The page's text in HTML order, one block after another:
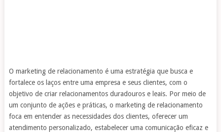
O marketing de relacionamento é uma estratégia que busca e
fortalece os laços entre uma empresa e seus clientes, com o
objetivo de criar relacionamentos duradouros e leais. Por meio de
um conjunto de ações e práticas, o marketing de relacionamento
foca em entender as necessidades dos clientes, oferecer um
atendimento personalizado, estabelecer uma comunicação eficaz e